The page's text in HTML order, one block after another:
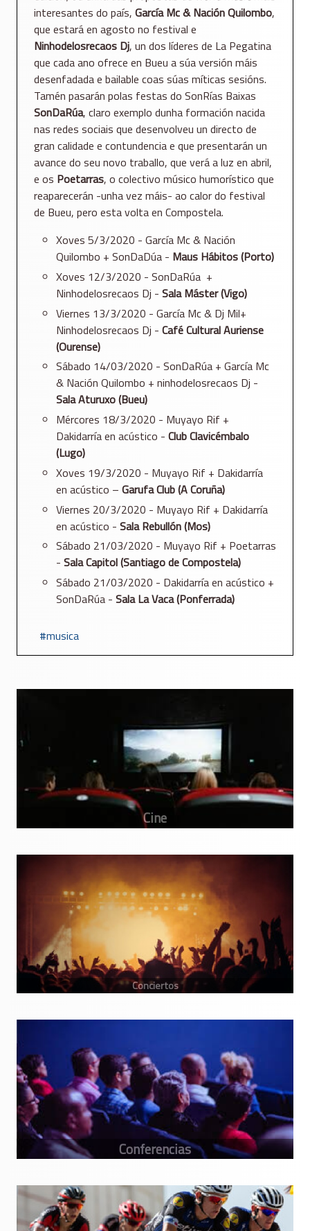
interesantes do país, García Mc & Nación Quilombo,
que estará en agosto no festival e
Ninhodelosrecaos Dj, un dos líderes de La Pegatina
que cada ano ofrece en Bueu a súa versión máis
desenfadada e bailable coas súas míticas sesións.
Tamén pasarán polas festas do SonRías Baixas
SonDaRúa, claro exemplo dunha formación nacida
nas redes sociais que desenvolveu un directo de
gran calidade e contundencia e que presentarán un
avance do seu novo traballo, que verá a luz en abril,
e os Poetarras, o colectivo músico humorístico que
reaparecerán -unha vez máis- ao calor do festival
de Bueu, pero esta volta en Compostela.
Xoves 5/3/2020 - García Mc & Nación
Quilombo + SonDaDúa - Maus Hábitos (Porto)
Xoves 12/3/2020 - SonDaRúa +
Ninhodelosrecaos Dj - Sala Máster (Vigo)
Viernes 13/3/2020 - García Mc & Dj Mil+
Ninhodelosrecaos Dj - Café Cultural Auriense
(Ourense)
Sábado 14/03/2020 - SonDaRúa + García Mc
& Nación Quilombo + ninhodelosrecaos Dj -
Sala Aturuxo (Bueu)
Mércores 18/3/2020 - Muyayo Rif +
Dakidarría en acústico - Club Clavicémbalo
(Lugo)
Xoves 19/3/2020 - Muyayo Rif + Dakidarría
en acústico – Garufa Club (A Coruña)
Viernes 20/3/2020 - Muyayo Rif + Dakidarría
en acústico - Sala Rebullón (Mos)
Sábado 21/03/2020 - Muyayo Rif + Poetarras
- Sala Capitol (Santiago de Compostela)
Sábado 21/03/2020 - Dakidarría en acústico +
SonDaRúa - Sala La Vaca (Ponferrada)
musica